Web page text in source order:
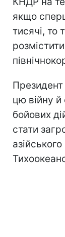
якщо
тисячі, то
цю війну
бойових
стати